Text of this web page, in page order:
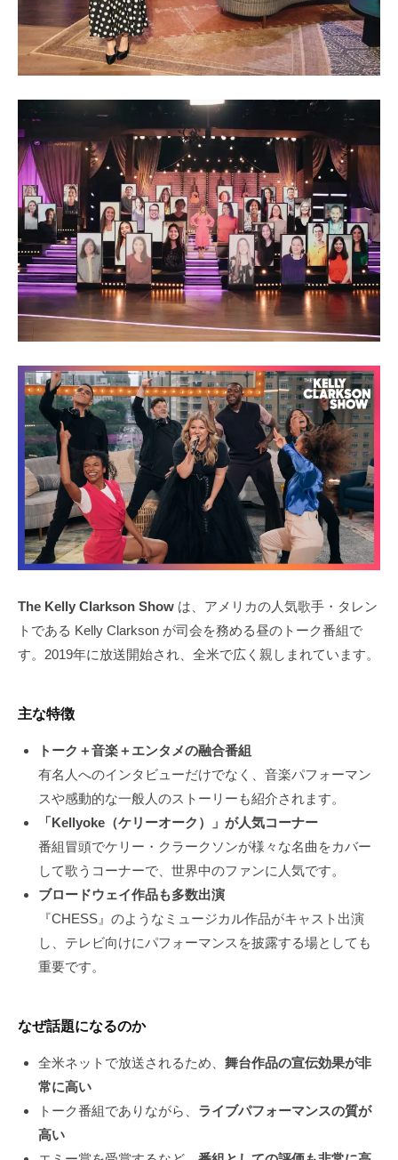
The Kelly Clarkson Show は、アメリカの人気歌手・タレン
トである Kelly Clarkson が司会を務める昼のトーク番組で
す。2019年に放送開始され、全米で広く親しまれています。
主な特徴
トーク＋音楽＋エンタメの融合番組
有名人へのインタビューだけでなく、音楽パフォーマン
スや感動的な一般人のストーリーも紹介されます。
「Kellyoke（ケリーオーク）」が人気コーナー
番組冒頭でケリー・クラークソンが様々な名曲をカバー
して歌うコーナーで、世界中のファンに人気です。
ブロードウェイ作品も多数出演
『CHESS』のようなミュージカル作品がキャスト出演
し、テレビ向けにパフォーマンスを披露する場としても
重要です。
なぜ話題になるのか
全米ネットで放送されるため、 舞台作品の宣伝効果が非
常に高い
トーク番組でありながら、 ライブパフォーマンスの質が
高い